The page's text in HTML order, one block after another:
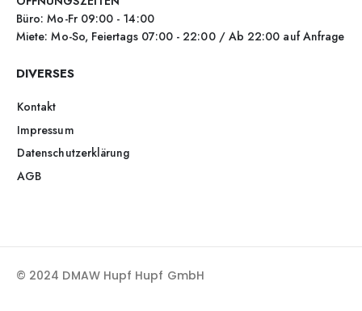
Büro: Mo-Fr 09:00 - 14:00
Miete: Mo-So, Feiertags 07:00 - 22:00 / Ab 22:00 auf Anfrage
DIVERSES
Kontakt
Impressum
Datenschutzerklärung
AGB
© 2024 DMAW Hupf Hupf GmbH